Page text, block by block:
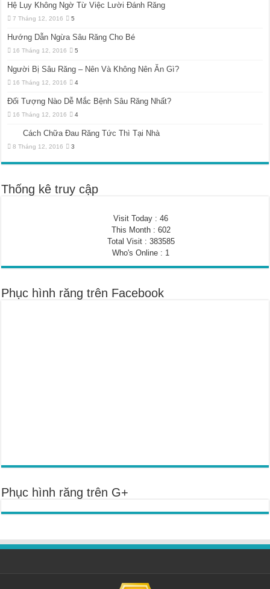
Hệ Lụy Không Ngờ Từ Việc Lười Đánh Răng
7 Tháng 12, 2016 5
Hướng Dẫn Ngừa Sâu Răng Cho Bé
16 Tháng 12, 2016 5
Người Bị Sâu Răng – Nên Và Không Nên Ăn Gì?
16 Tháng 12, 2016 4
Đối Tượng Nào Dễ Mắc Bệnh Sâu Răng Nhất?
16 Tháng 12, 2016 4
Cách Chữa Đau Răng Tức Thì Tại Nhà
8 Tháng 12, 2016 3
Thống kê truy cập
Visit Today : 46
This Month : 602
Total Visit : 383585
Who's Online : 1
Phục hình răng trên Facebook
Phục hình răng trên G+